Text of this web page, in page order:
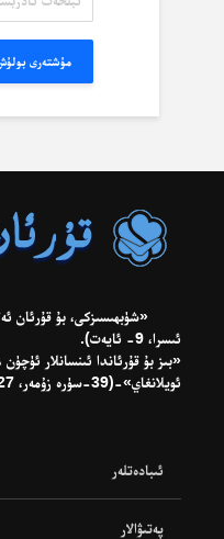
ئادرېسىڭىز.
مۇشتەرى
ئىسرا، 9- ئايەت).
«بىز بۇ قۇرئاندا ئىنسانلار
ئويلانغاي»-(39-سۈرە زۇمەر، 27- ئايەت).
ئىبادەتلەر
پەتىۋالار